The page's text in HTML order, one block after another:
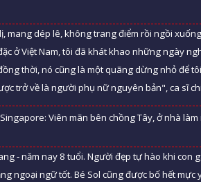
mang dép lê, không trang điểm rồi ngồi
ở Việt Nam, tôi đã khát khao những ngày
thời, nó cũng là một quãng dừng nhỏ để
trở về là người phụ nữ nguyên bản", ca sĩ
- năm nay 8 tuổi. Người đẹp tự hào khi con
ngoại ngữ tốt. Bé Sol cũng được bố hết mực